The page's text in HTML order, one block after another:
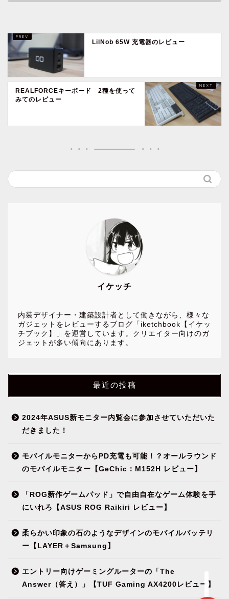
LilNob 65W 充電器のレビュー
REALFORCEキーボード 2種を使って
みてのレビュー
イケッチ
内装デザイナー・建築設計者として働きながら、様々な
ガジェットをレビューするブログ「iketchbook【イケッ
チブック】」を運営しています。クリエイター向けのガ
ジェットが多い傾向にあります。
最近の投稿
2024年ASUS新モニター内覧会に参加させていただいた
だきました！
モバイルモニターからPD充電も可能！？オールラウンド
のモバイルモニター【GeChic：M152H レビュー】
「ROG新作ゲームパッド」で自由自在なゲーム体験を手
にいれろ【ASUS ROG Raikiri レビュー】
柔らかい印象の石のようなデザインのモバイルバッテリ
ー【LAYER＋Samsung】
エントリー向けゲーミングルーターの「The
Answer（答え）」【TUF Gaming AX4200レビュー】
NEWS
ガジェット&小物
環境（インテリア）